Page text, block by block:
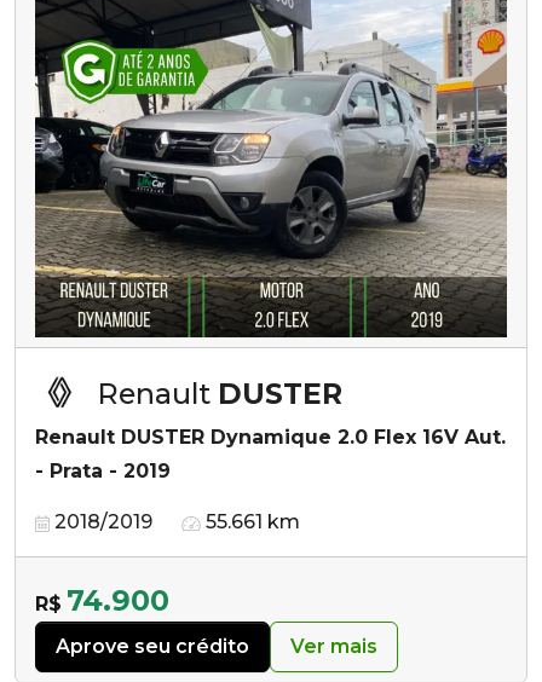
Renault DUSTER
Renault DUSTER Dynamique 2.0 Flex 16V Aut.
- Prata - 2019
2018/2019 55.661 km
R$ 74.900
Aprove seu crédito Ver mais